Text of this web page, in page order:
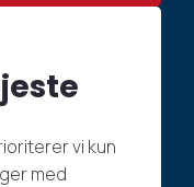
vi kun
med